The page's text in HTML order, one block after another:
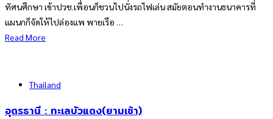
ทัศนศึกษา เข้าปวช.เพื่อนก็ชวนไปนั่งรถไฟเล่น สมัยตอนทำงานธนาคารที่
แผนกก็จัดให้ไปล่องแพ พายเรือ …
Read More
Thailand
อุดรธานี : ทะเลบัวแดง(ยามเช้า)